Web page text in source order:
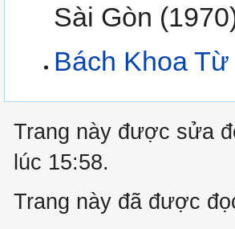
Sài Gòn
Bách Khoa
Trang này được sửa
lúc 15:58.
Trang này đã được